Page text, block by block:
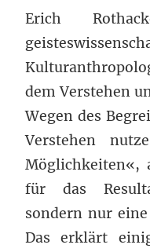
Erich
dem Verstehen
Wegen des
Verstehen
Möglichkeiten«,
für das
sondern nur
Das erklärt